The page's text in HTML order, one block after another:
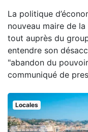
La politique
nouveau maire de
tout auprès du
entendre son
"abandon du
communiqué de
Locales